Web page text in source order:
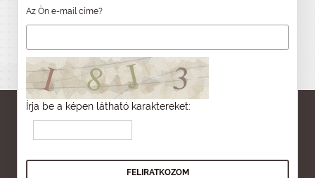
Az Ön e-mail címe?
Írja be a képen látható karaktereket: